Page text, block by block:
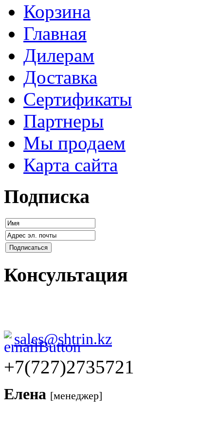
Корзина
Главная
Дилерам
Доставка
Сертификаты
Партнеры
Мы продаем
Карта сайта
Подписка
Консультация
sales@shtrin.kz
+7(727)2735721
Елена [менеджер]